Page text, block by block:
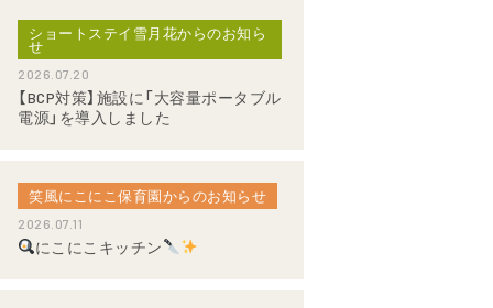
ショートステイ雪月花からのお知ら
せ
2026.07.20
【BCP対策】施設に「大容量ポータブル
電源」を導入しました
笑風にこにこ保育園からのお知らせ
2026.07.11
にこにこキッチン